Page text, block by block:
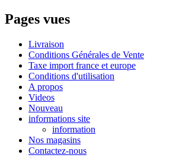
Pages vues
Livraison
Conditions Générales de Vente
Taxe import france et europe
Conditions d'utilisation
A propos
Videos
Nouveau
informations site
information
Nos magasins
Contactez-nous